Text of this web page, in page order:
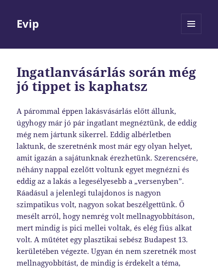
Evip
Ingatlanvásárlás során még
jó tippet is kaphatsz
A párommal éppen lakásvásárlás előtt állunk,
úgyhogy már jó pár ingatlant megnéztünk, de eddig
még nem jártunk sikerrel. Eddig albérletben
laktunk, de szeretnénk most már egy olyan helyet,
amit igazán a sajátunknak érezhetünk. Szerencsére,
néhány nappal ezelőtt voltunk egyet megnézni és
eddig az a lakás a legesélyesebb a „versenyben”.
Ráadásul a jelenlegi tulajdonos is nagyon
szimpatikus volt, nagyon sokat beszélgettünk. Ő
mesélt arról, hogy nemrég volt mellnagyobbításon,
mert mindig is pici mellei voltak, és elég fiús alkat
volt. A műtétet egy plasztikai sebész Budapest 13.
kerületében végezte. Ugyan én nem szeretnék most
mellnagyobbítást, de mindig is érdekelt a téma,